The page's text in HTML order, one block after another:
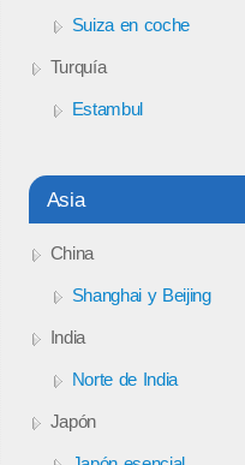
Suiza en coche
Turquía
Estambul
Asia
China
Shanghai y Beijing
India
Norte de India
Japón